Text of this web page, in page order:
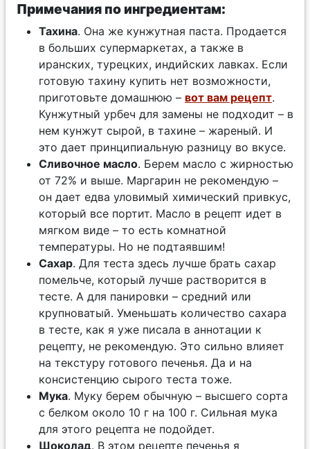
Примечания по ингредиентам:
Тахина. Она же кунжутная паста. Продается
в больших супермаркетах, а также в
иранских, турецких, индийских лавках. Если
готовую тахину купить нет возможности,
приготовьте домашнюю – вот вам рецепт.
Кунжутный урбеч для замены не подходит – в
нем кунжут сырой, в тахине – жареный. И
это дает принципиальную разницу во вкусе.
Сливочное масло. Берем масло с жирностью
от 72% и выше. Маргарин не рекомендую –
он дает едва уловимый химический привкус,
который все портит. Масло в рецепт идет в
мягком виде – то есть комнатной
температуры. Но не подтаявшим!
Сахар. Для теста здесь лучше брать сахар
помельче, который лучше растворится в
тесте. А для панировки – средний или
крупноватый. Уменьшать количество сахара
в тесте, как я уже писала в аннотации к
рецепту, не рекомендую. Это сильно влияет
на текстуру готового печенья. Да и на
консистенцию сырого теста тоже.
Мука. Муку берем обычную – высшего сорта
с белком около 10 г на 100 г. Сильная мука
для этого рецепта не подойдет.
Шоколад. В этом рецепте печенья я